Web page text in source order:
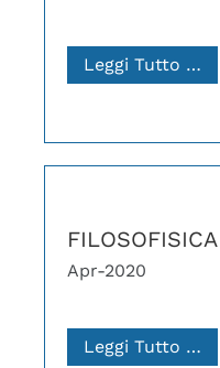
Leggi Tutto …
FILOSOFISICA
Apr-2020
Leggi Tutto …